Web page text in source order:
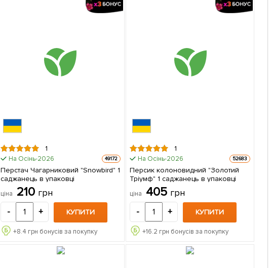
1
На Осінь-2026 49172
Перстач Чагарниковий "Snowbird" 1
саджанець в упаковці
ціна 210 грн
- + КУПИТИ
+8.4 грн бонусів за покупку
1
На Осінь-2026 52683
Персик колоновидний "Золотий
Тріумф" 1 саджанець в упаковці
ціна 405 грн
- + КУПИТИ
+16.2 грн бонусів за покупку